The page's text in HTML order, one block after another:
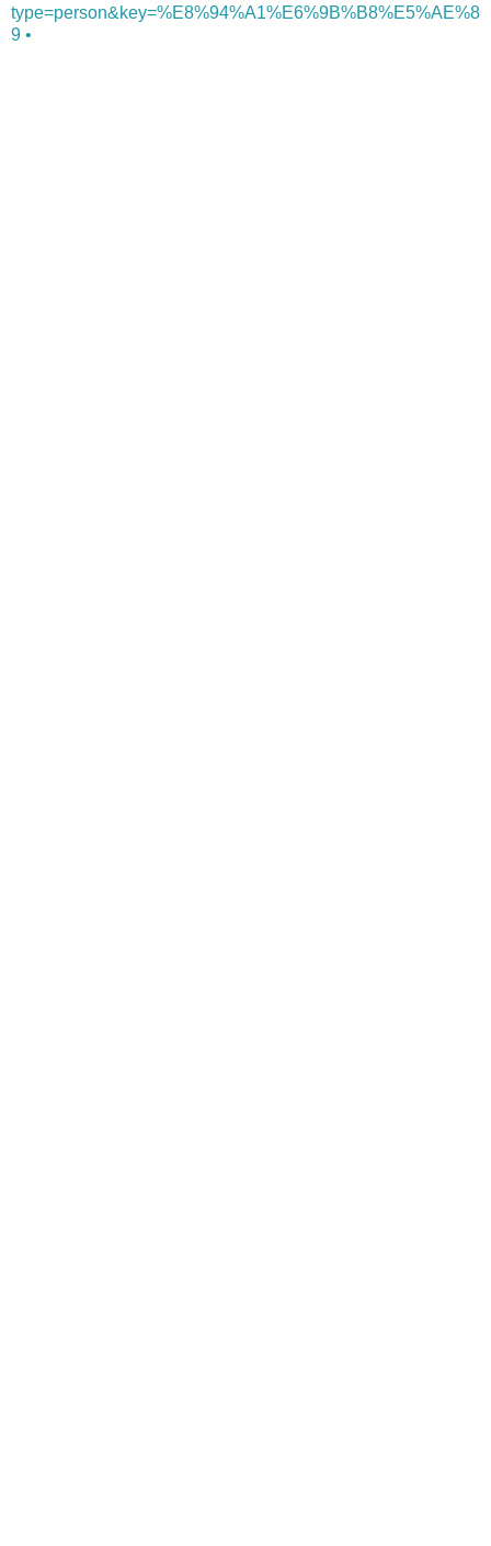
type=person&key=%E8%94%A1%E6%9B%B8%E5%AE%8
9 •